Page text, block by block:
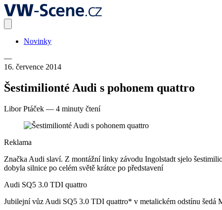
Novinky
—
16. července 2014
Šestimilionté Audi s pohonem quattro
Libor Ptáček — 4 minuty čtení
Reklama
Značka Audi slaví. Z montážní linky závodu Ingolstadt sjelo
dobyla silnice po celém světě krátce po představení
Audi SQ5 3.0 TDI quattro
Jubilejní vůz Audi SQ5 3.0 TDI quattro* v metalickém odstínu